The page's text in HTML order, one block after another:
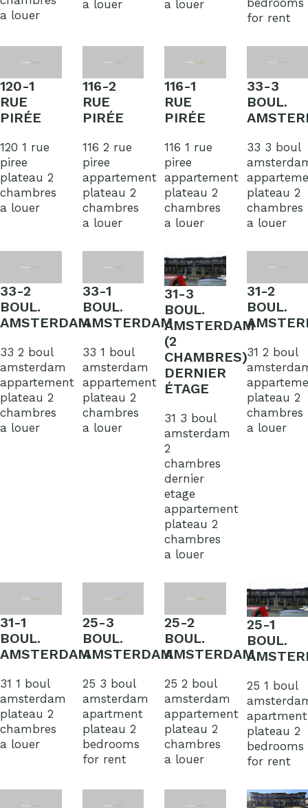
a louer
a louer a louer
bedrooms
for rent
120-1
RUE
PIRÉE
120 1 rue
piree
plateau 2
chambres
a louer
116-2
RUE
PIRÉE
116 2 rue
piree
appartement
plateau 2
chambres
a louer
116-1
RUE
PIRÉE
116 1 rue
piree
appartement
plateau 2
chambres
a louer
33-3
BOUL.
33 3 boul
plateau 2
chambres
a louer
33-2
BOUL.
AMSTERDAM
33 2 boul
amsterdam
appartement
plateau 2
chambres
a louer
33-1
BOUL.
AMSTERDAM
33 1 boul
amsterdam
appartement
plateau 2
chambres
a louer
31-3
BOUL.
AMSTERDAM
(2
CHAMBRES)
DERNIER
ÉTAGE
31 3 boul
amsterdam
2
chambres
dernier
etage
appartement
plateau 2
chambres
a louer
31-2
BOUL.
31 2 boul
plateau 2
chambres
a louer
31-1
BOUL.
AMSTERDAM
31 1 boul
amsterdam
plateau 2
chambres
a louer
25-3
BOUL.
AMSTERDAM
25 3 boul
amsterdam
apartment
plateau 2
bedrooms
for rent
25-2
BOUL.
AMSTERDAM
25 2 boul
amsterdam
appartement
plateau 2
chambres
a louer
25-1
BOUL.
25 1 boul
apartment
plateau 2
bedrooms
for rent